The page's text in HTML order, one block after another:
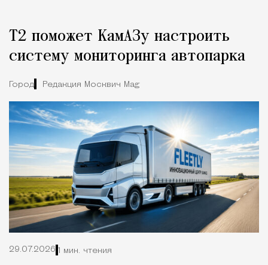
Т2 поможет КамАЗу настроить
систему мониторинга автопарка
Город Редакция Москвич Mag
29.07.2026 1 мин. чтения